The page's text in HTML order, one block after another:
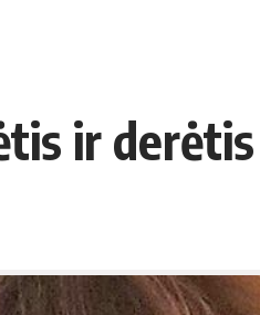
ir derėtis